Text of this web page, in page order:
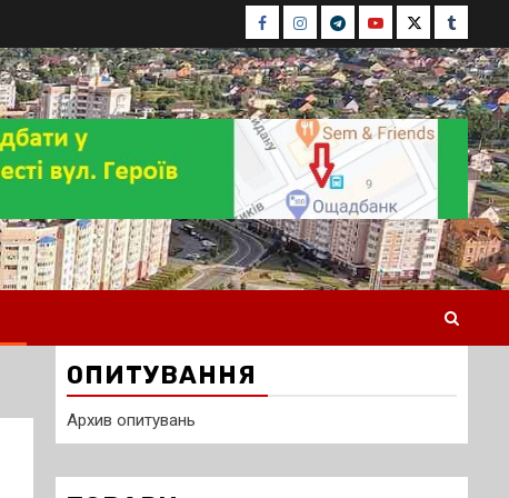
Facebook
Instagram
TelegramYoutubeTwitterTumblr
ОПИТУВАННЯ
Архив опитувань